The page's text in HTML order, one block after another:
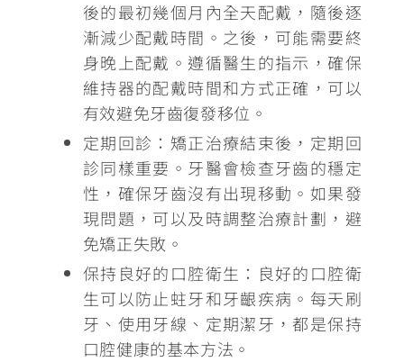
後的最初幾個月內全天配戴，隨後逐
漸減少配戴時間。之後，可能需要終
身晚上配戴。遵循醫生的指示，確保
維持器的配戴時間和方式正確，可以
有效避免牙齒復發移位。
定期回診 ：矯正治療結束後，定期回
診同樣重要。牙醫會檢查牙齒的穩定
性，確保牙齒沒有出現移動。如果發
現問題，可以及時調整治療計劃，避
免矯正失敗。
保持良好的口腔衛生 ：良好的口腔衛
生可以防止蛀牙和牙齦疾病。每天刷
牙、使用牙線、定期潔牙，都是保持
口腔健康的基本方法。